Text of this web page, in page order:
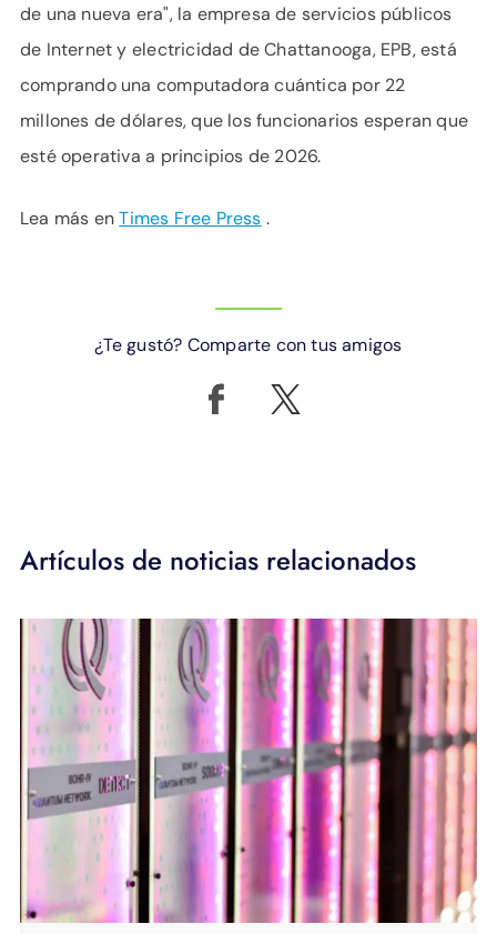
de una nueva era", la empresa de servicios públicos
de Internet y electricidad de Chattanooga, EPB, está
comprando una computadora cuántica por 22
millones de dólares, que los funcionarios esperan que
esté operativa a principios de 2026.
Lea más enTimes Free Press .
¿Te gustó? Comparte con tus amigos
Artículos de noticias relacionados